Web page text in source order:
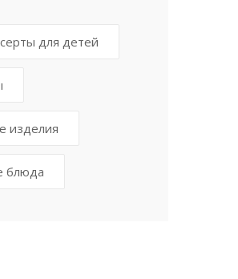
для детей
изделия
блюда